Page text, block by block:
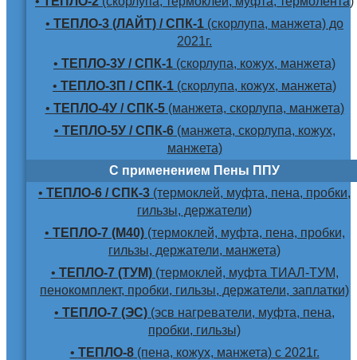
• ТЕПЛО-3 (ЛАЙТ) / СПК-1 (скорлупа, манжета) до
2021г.
• ТЕПЛО-3У / СПК-1 (скорлупа, кожух, манжета)
• ТЕПЛО-3П / СПК-1 (скорлупа, кожух, манжета)
• ТЕПЛО-4У / СПК-5(манжета, скорлупа, манжета)
• ТЕПЛО-5У / СПК-6(манжета, скорлупа, кожух,
манжета)
С применением Пены ППУ
• ТЕПЛО-6 / СПК-3 (термоклей, муфта, пена, пробки,
гильзы, держатели)
• ТЕПЛО-7 (М40)(термоклей, муфта, пена, пробки,
гильзы, держатели, манжета)
• ТЕПЛО-7 (ТУМ)(термоклей, муфта ТИАЛ-ТУМ,
пенокомплект, пробки, гильзы, держатели, заплатки)
• ТЕПЛО-7 (ЭС) (эсв нагреватели, муфта, пена,
пробки, гильзы)
• ТЕПЛО-8(пена, кожух, манжета) с 2021г.